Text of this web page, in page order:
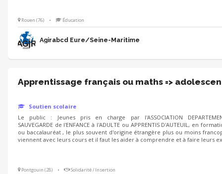
Rouen (76) • Éducation
Agirabcd Eure/Seine-Maritime
Apprentissage français ou maths =>
Soutien scolaire
Le public : Jeunes pris en charge par l'ASSOCIATION
SAUVEGARDE de l'ENFANCE à l'ADULTE ou APPRENTIS D'AUTEUIL, en
ou baccalauréat , le plus souvent d'origine étrangère plus ou moins
viennent avec leurs cours et il faut les aider à comprendre et à faire leurs
Pontgouin (28) • Solidarité / Insertion